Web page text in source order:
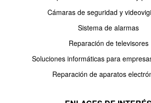
Cámaras de seguridad y
Sistema de alarmas
Reparación de televisores
Soluciones informáticas para
Reparación de aparatos